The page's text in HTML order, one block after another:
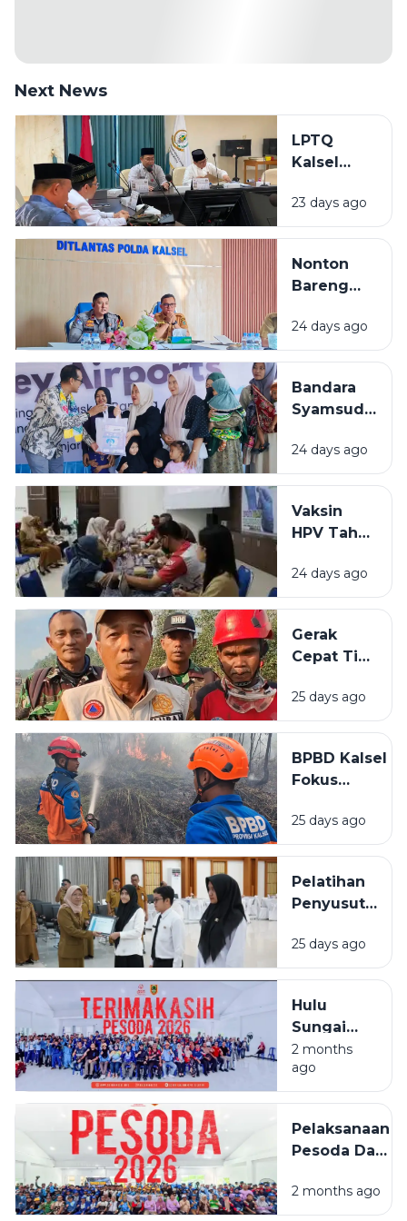
Next News
LPTQ
Kalsel
Gembleng
Kafilah
MTQ
Nasional
23 days ago
Nonton
Bareng
Dunia 2026
di Kalsel,
Siapkan
Dukungan
24 days ago
Bandara
Syamsudin
Salurkan
Bantuan
untuk
Stunting
Rumah
Layak Huni
24 days ago
Vaksin
HPV Tahap
BBPOM
Banjarbaru
Target
Peserta
24 days ago
Gerak
Cepat Tim
Cegah
Karhutla
Landasan
Ulin Timur
25 days ago
BPBD Kalsel
Fokus
Permukiman
Saat
Meluas di
Banjarbaru
25 days ago
Pelatihan
Penyusutan
BPSDMD
Kalsel
ASN Lulus
25 days ago
Hulu
Sungai
Selatan
Juara
Umum
2026
2 months
ago
Pelaksanaan
Pesoda Dan
Ditengah
Efesiensi
2 months ago